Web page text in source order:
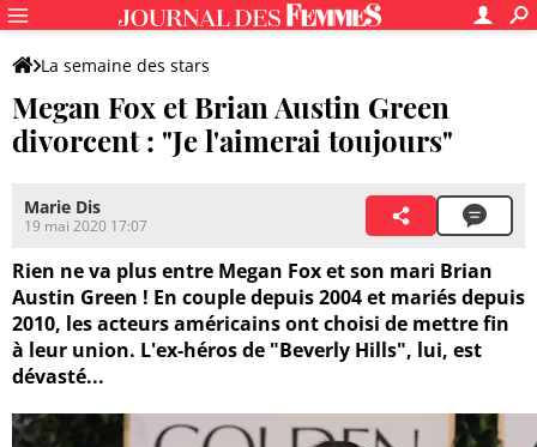
La semaine des stars
Megan Fox et Brian Austin Green
divorcent : "Je l'aimerai toujours"
Marie Dis
19 mai 2020 17:07
Rien ne va plus entre Megan Fox et son mari Brian
Austin Green ! En couple depuis 2004 et mariés depuis
2010, les acteurs américains ont choisi de mettre fin
à leur union. L'ex-héros de "Beverly Hills", lui, est
dévasté...